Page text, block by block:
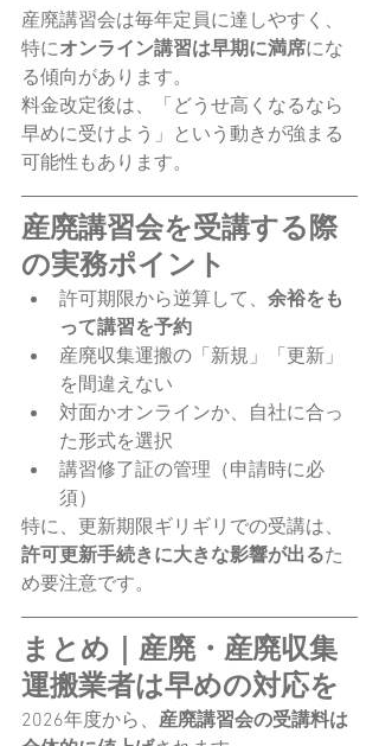
産廃講習会は毎年定員に達しやすく、
特にオンライン講習は早期に満席にな
る傾向があります。
料金改定後は、「どうせ高くなるなら
早めに受けよう」という動きが強まる
可能性もあります。
産廃講習会を受講する際
の実務ポイント
許可期限から逆算して、 余裕をも
って講習を予約
産廃収集運搬の「新規」「更新」
を間違えない
対面かオンラインか、自社に合っ
た形式を選択
講習修了証の管理（申請時に必
須）
特に、更新期限ギリギリでの受講は、
許可更新手続きに大きな影響が出るた
め要注意です。
まとめ｜産廃・産廃収集
運搬業者は早めの対応を
2026年度から、 産廃講習会の受講料は